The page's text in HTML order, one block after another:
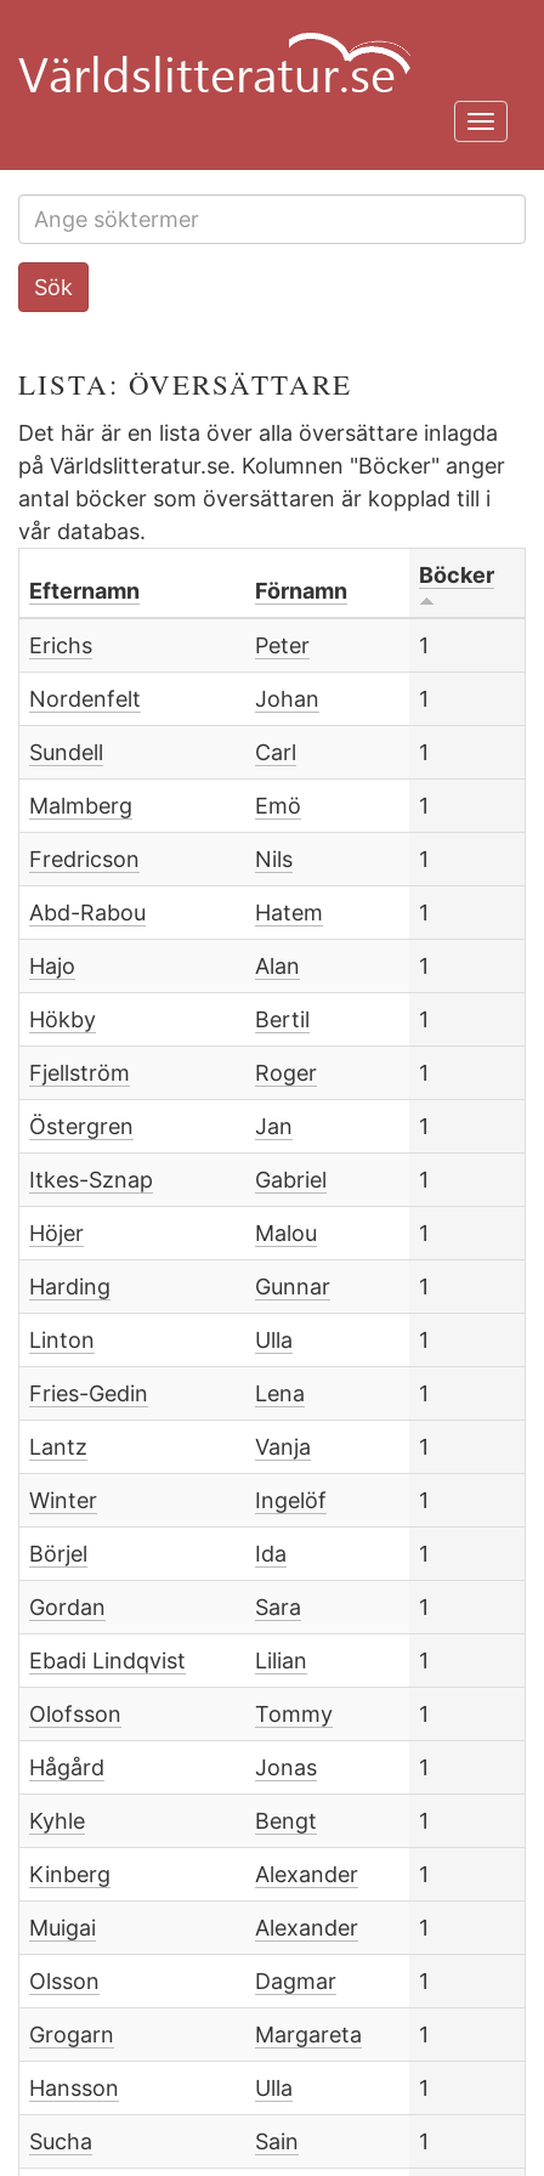
huvudinnehåll
Search
this
Sök
LISTA: ÖVERSÄTTARE
Det här är en lista över alla översättare inlagda
på Världslitteratur.se. Kolumnen "Böcker" anger
antal böcker som översättaren är kopplad till i
vår databas.
Efternamn Förnamn
Böcker
Erichs Peter 1
Nordenfelt Johan 1
Sundell Carl 1
Malmberg Emö 1
Fredricson Nils 1
Abd-Rabou Hatem 1
Hajo Alan 1
Hökby Bertil 1
Fjellström Roger 1
Östergren Jan 1
Itkes-Sznap Gabriel 1
Höjer Malou 1
Harding Gunnar 1
Linton Ulla 1
Fries-Gedin Lena 1
Lantz Vanja 1
Winter Ingelöf 1
Börjel Ida 1
Gordan Sara 1
Ebadi Lindqvist Lilian 1
Olofsson Tommy 1
Hågård Jonas 1
Kyhle Bengt 1
Kinberg Alexander 1
Muigai Alexander 1
Olsson Dagmar 1
Grogarn Margareta 1
Hansson Ulla 1
Sucha Sain 1